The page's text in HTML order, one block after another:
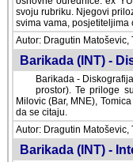
Njegovi prilozi su jedan
posjetiteljima ovog web
Autor: Dragutin Matoševic,
Barikada (INT) -
Barikada -
prostor). Te priloge
(Bar, MNE), Tomica
citaju.
Autor: Dragutin Matoševic,
Barikada (INT) -